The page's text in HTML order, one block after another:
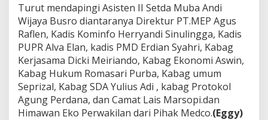
Turut mendapingi Asisten II Setda Muba Andi
Wijaya Busro diantaranya Direktur PT.MEP Agus
Raflen, Kadis Kominfo Herryandi Sinulingga, Kadis
PUPR Alva Elan, kadis PMD Erdian Syahri, Kabag
Kerjasama Dicki Meiriando, Kabag Ekonomi Aswin,
Kabag Hukum Romasari Purba, Kabag umum
Seprizal, Kabag SDA Yulius Adi , kabag Protokol
Agung Perdana, dan Camat Lais Marsopi.dan
Himawan Eko Perwakilan dari Pihak Medco.(Eggy)